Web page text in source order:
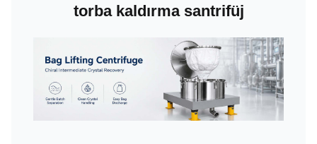
torba kaldırma santrifüj